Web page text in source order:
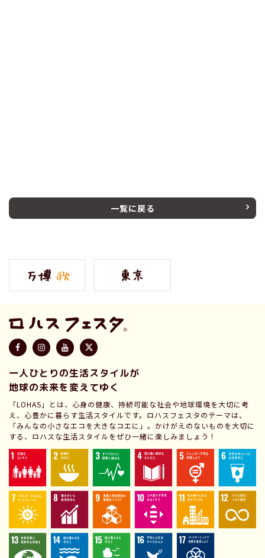
一覧に戻る
一人ひとりの生活スタイルが
地球の未来を変えてゆく
「LOHAS」とは、心身の健康、持続可能な社会や地球環境を大切に考
え、心豊かに暮らす生活スタイルです。ロハスフェスタのテーマは、
「みんなの小さなエコを大きなコエに」。かけがえのないものを大切に
する、ロハスな生活スタイルをぜひ一緒に楽しみましょう！